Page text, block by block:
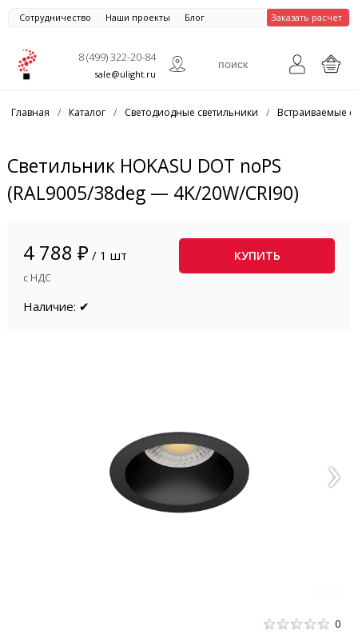
Сотрудничество Наши проекты Блог Заказать расчет
8 (499) 322-20-84
sale@ulight.ru
Главная / Каталог / Светодиодные светильники / Встраиваемые
Светильник HOKASU DOT noPS
(RAL9005/38deg — 4K/20W/CRI90)
4 788 ₽ / 1 шт
с НДС
КУПИТЬ
Наличие: ✔
0